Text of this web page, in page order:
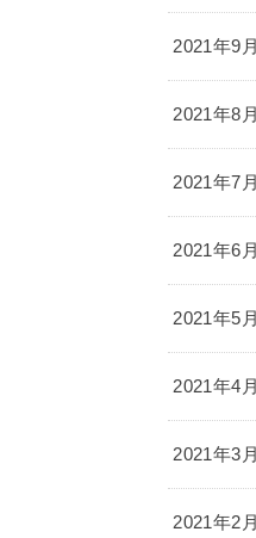
2021年9月
2021年8月
2021年7月
2021年6月
2021年5月
2021年4月
2021年3月
2021年2月